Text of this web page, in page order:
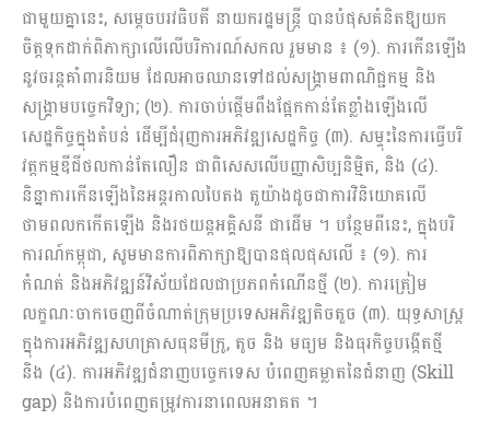
ជាមួយគ្នានេះ, សម្ដេចបរវធិបតី នាយករដ្ឋមន្ត្រី បានបំផុសគំនិតឱ្យយក
ចិត្តទុកដាក់ពិភាក្សាលើលើបរិការណ៍សកល រួមមាន ៖ (១). ការកើនឡើង
នូវចរន្តគាំពារនិយម ដែលអាចឈានទៅដល់សង្គ្រាមពាណិជ្ជកម្ម និង
សង្រ្គាមបច្ចេកវិទ្យា; (២). ការ​ចាប់​ផ្ដើ​មពឹង​ផ្អែក​កាន់តែខ្លាំង​ឡើងលើ​
សេដ្ឋកិច្ច​ក្នុង​តំបន់ ​ដើម្បី​ជំរុញ​ការ​អភិវឌ្ឍសេដ្ឋកិច្ច (៣). សម្ទុះនៃការធ្វើបរិ
វត្តកម្មឌីជីថលកាន់តែលឿន ជាពិសេសលើបញ្ញាសិប្បនិមិ្មត, និង (៤).
និន្នាការកើនឡើងនៃអន្តរកាលបៃតង តួយ៉ាងដូចជាការវិនិយោគលើ
ថាមពលកកើតឡើង និងរថយន្តអគ្គិសនី ជាដើម ។ បន្ថែមពីនេះ, ក្នុងបរិ
ការណ៍កម្ពុជា, សូម​មាន​ការពិភាក្សាឱ្យបានផុលផុសលើ ៖ (១). ការ
កំណត់ និងអភិវឌ្ឍន៍វិស័យដែលជាប្រភពកំណើនថ្មី​ (២). ការត្រៀម
លក្ខណៈចាកចេញពីចំណាត់ក្រុមប្រទេសអភិវឌ្ឍតិចតួច (៣). យុទ្ធសាស្ត្រ
ក្នុងការអភិវឌ្ឍសហគ្រាសធុនមីក្រូ, តូច និង មធ្យម និងធុរកិច្ចបង្កើតថ្មី
និង (៤). ការអភិវឌ្ឍជំនាញបច្ចេកទេស បំពេញគម្លាតនៃជំនាញ (Skill
gap) និងការបំពេញតម្រូវការនាពេលអនាគត ។